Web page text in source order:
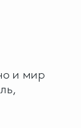
и мир